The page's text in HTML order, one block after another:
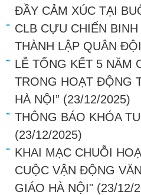
ĐẦY CẢM XÚC TẠI
CLB CỰU CHIẾN
THÀNH LẬP QUÂN
LỄ TỔNG KẾT 5 NĂM
TRONG HOẠT ĐỘNG
HÀ NỘI” (23/12/2025)
THÔNG BÁO KHÓA
(23/12/2025)
KHAI MẠC CHUỖI
CUỘC VẬN ĐỘNG
GIÁO HÀ NỘI" (23/12/